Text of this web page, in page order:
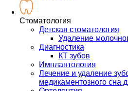
Стоматология
Детская стоматология
Удаление
Диагностика
КТ зубов
Имплантология
Лечение и удаление
медикаментозного сна